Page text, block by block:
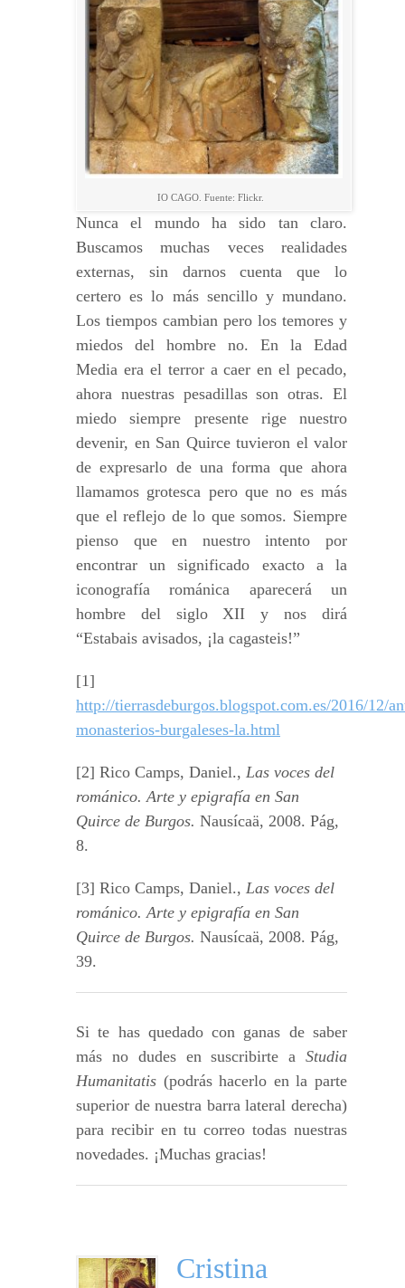
IO CAGO. Fuente: Flickr.
Nunca el mundo ha sido tan claro.
Buscamos muchas veces realidades
externas, sin darnos cuenta que lo
certero es lo más sencillo y mundano.
Los tiempos cambian pero los temores y
miedos del hombre no. En la Edad
Media era el terror a caer en el pecado,
ahora nuestras pesadillas son otras. El
miedo siempre presente rige nuestro
devenir, en San Quirce tuvieron el valor
de expresarlo de una forma que ahora
llamamos grotesca pero que no es más
que el reflejo de lo que somos. Siempre
pienso que en nuestro intento por
encontrar un significado exacto a la
iconografía románica aparecerá un
hombre del siglo XII y nos dirá
“Estabais avisados, ¡la cagasteis!”
[1]
http://tierrasdeburgos.blogspot.com.es/2016/12/
monasterios-burgaleses-la.html
[2] Rico Camps, Daniel., Las voces del
románico. Arte y epigrafía en San
Quirce de Burgos. Nausícaä, 2008. Pág,
8.
[3] Rico Camps, Daniel., Las voces del
románico. Arte y epigrafía en San
Quirce de Burgos. Nausícaä, 2008. Pág,
39.
Si te has quedado con ganas de saber
más no dudes en suscribirte a Studia
Humanitatis (podrás hacerlo en la parte
superior de nuestra barra lateral derecha)
para recibir en tu correo todas nuestras
novedades. ¡Muchas gracias!
Cristina